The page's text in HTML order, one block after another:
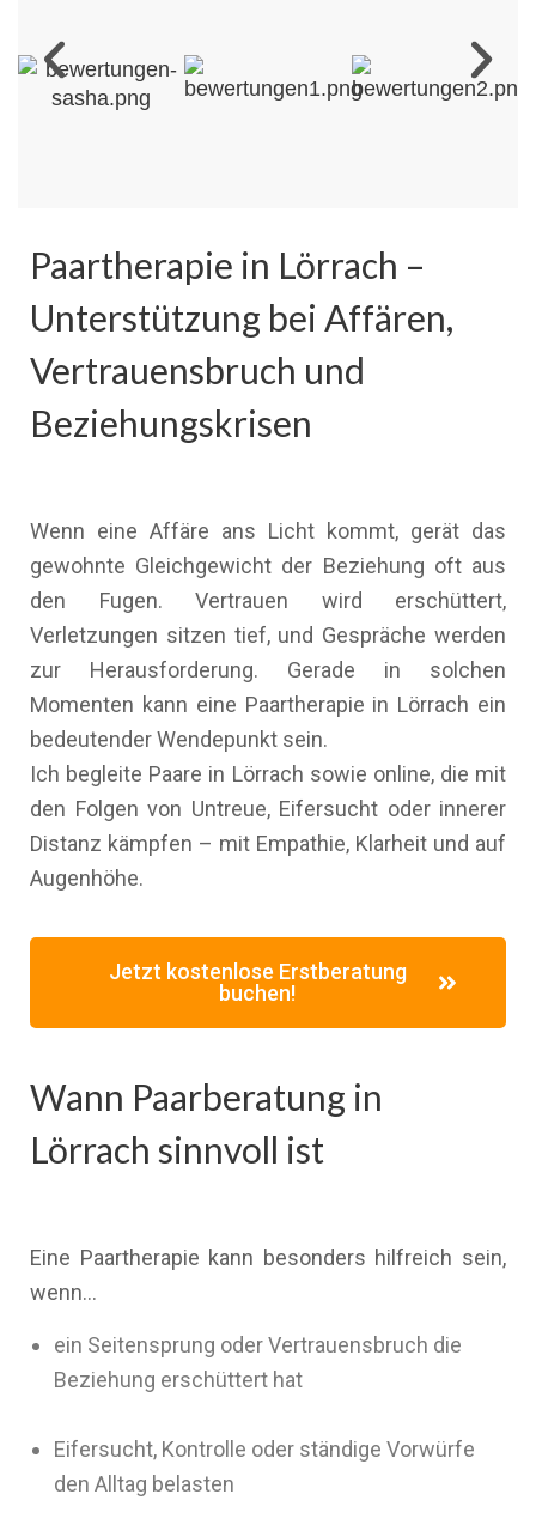
Paartherapie in Lörrach –
Unterstützung bei Affären,
Vertrauensbruch und
Beziehungskrisen
Wenn eine Affäre ans Licht kommt, gerät das
gewohnte Gleichgewicht der Beziehung oft aus
den Fugen. Vertrauen wird erschüttert,
Verletzungen sitzen tief, und Gespräche werden
zur Herausforderung. Gerade in solchen
Momenten kann eine Paartherapie in Lörrach ein
bedeutender Wendepunkt sein.
Ich begleite Paare in Lörrach sowie online, die mit
den Folgen von Untreue, Eifersucht oder innerer
Distanz kämpfen – mit Empathie, Klarheit und auf
Augenhöhe.
Jetzt kostenlose Erstberatung
buchen!
Wann Paarberatung in
Lörrach sinnvoll ist
Eine Paartherapie kann besonders hilfreich sein,
wenn…
ein Seitensprung oder Vertrauensbruch die
Beziehung erschüttert hat
Eifersucht, Kontrolle oder ständige Vorwürfe
den Alltag belasten